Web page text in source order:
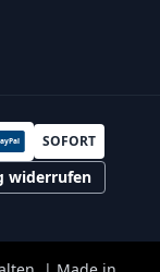
SOFORT
widerrufen